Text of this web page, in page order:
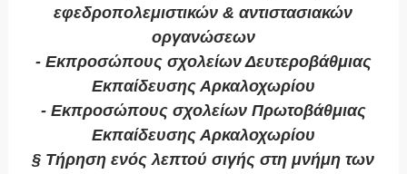
εφεδροπολεμιστικών & αντιστασιακών
οργανώσεων
- Εκπροσώπους σχολείων Δευτεροβάθμιας
Εκπαίδευσης Αρκαλοχωρίου
- Εκπροσώπους σχολείων Πρωτοβάθμιας
Εκπαίδευσης Αρκαλοχωρίου
§ Τήρηση ενός λεπτού σιγής στη μνήμη των